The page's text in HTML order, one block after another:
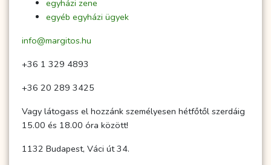
egyházi zene
egyéb egyházi ügyek
info@margitos.hu
+36 1 329 4893
+36 20 289 3425
Vagy látogass el hozzánk személyesen hétfőtől szerdáig
15.00 és 18.00 óra között!
1132 Budapest, Váci út 34.